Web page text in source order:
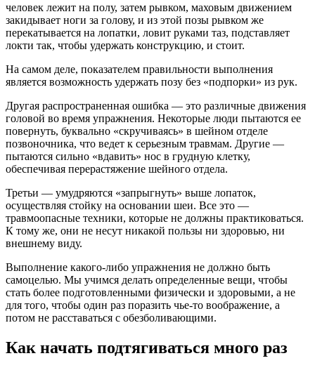
человек лежит на полу, затем рывком, маховым движением
закидывает ноги за голову, и из этой позы рывком же
перекатывается на лопатки, ловит руками таз, подставляет
локти так, чтобы удержать конструкцию, и стоит.
На самом деле, показателем правильности выполнения
является возможность удержать позу без «подпорки» из рук.
Другая распространенная ошибка — это различные движения
головой во время упражнения. Некоторые люди пытаются ее
повернуть, буквально «скручиваясь» в шейном отделе
позвоночника, что ведет к серьезным травмам. Другие —
пытаются сильно «вдавить» нос в грудную клетку,
обеспечивая перерастяжение шейного отдела.
Третьи — умудряются «запрыгнуть» выше лопаток,
осуществляя стойку на основании шеи. Все это —
травмоопасные техники, которые не должны практиковаться.
К тому же, они не несут никакой пользы ни здоровью, ни
внешнему виду.
Выполнение какого-либо упражнения не должно быть
самоцелью. Мы учимся делать определенные вещи, чтобы
стать более подготовленными физически и здоровыми, а не
для того, чтобы один раз поразить чье-то воображение, а
потом не расставаться с обезболивающими.
Как начать подтягиваться много раз